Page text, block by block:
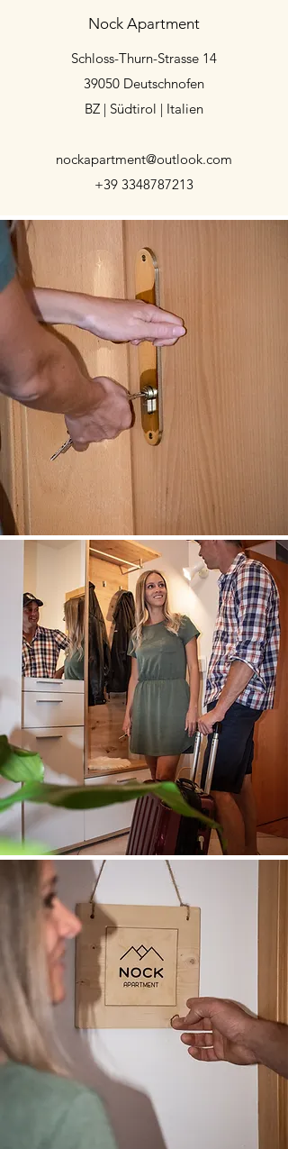
Nock Apartment
Schloss-Thurn-Strasse 14
39050 Deutschnofen
BZ | Südtirol | Italien
nockapartment@outlook.com
+39 3348787213